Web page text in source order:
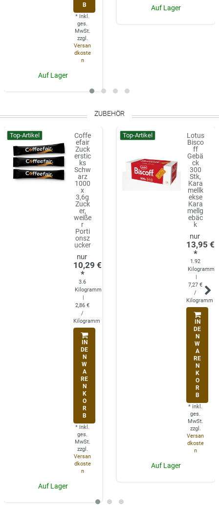
B
* inkl.
ges.
MwSt.
zzgl.
Versan
dkoste
n
Auf Lager
Auf Lager
ZUBEHÖR
Top-Artikel
Coffe
efair
Zuck
erstic
ks
Schw
arz
1000
x
3,6g
Zuck
er,
weiße
r
Porti
onsz
ucker
10,29 €
*
3.6
Kilogramm
2,86 €
/
Kilogramm
IN
DE
N
W
A
RE
N
K
O
R
B
* inkl.
ges.
MwSt.
zzgl.
Versan
dkoste
n
Auf Lager
Top-Artikel
Lotus
Bisco
ff
Gebä
ck
300
Stk,
Kara
mellk
ekse
Kara
mellg
ebäc
k
13,95 €
*
1.92
Kilogramm
7,27 €
/
Kilogramm
IN
DE
N
W
A
RE
N
K
O
R
B
* inkl.
ges.
MwSt.
zzgl.
Versan
dkoste
n
Auf Lager